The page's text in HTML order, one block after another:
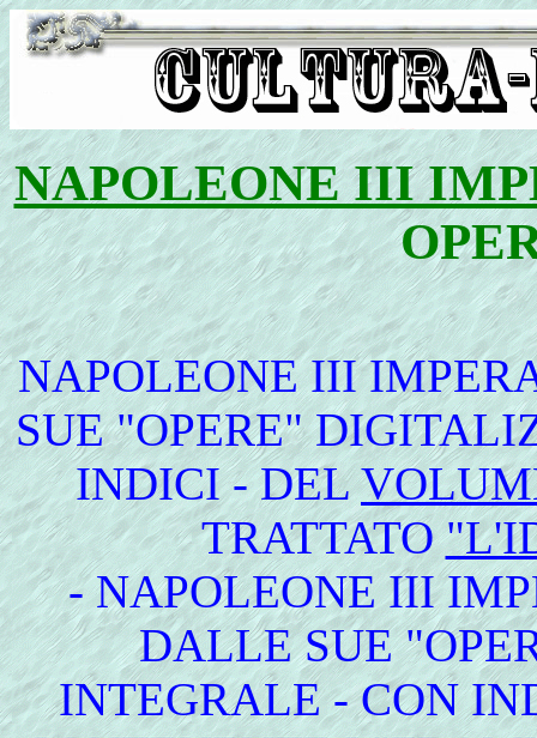
NAPOLEONE III
NAPOLEONE III
SUE "OPERE"
INDICI - DEL
TRATTATO
- NAPOLEONE III
DALLE SUE
INTEGRALE - CON